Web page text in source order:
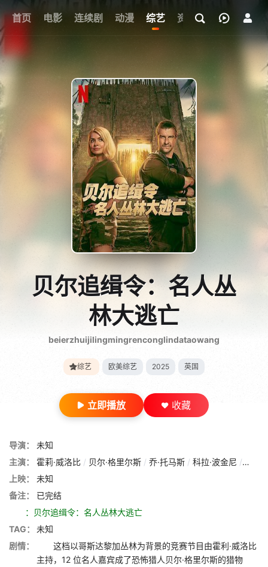
首页 电影 连续剧 动漫 综艺 资讯
贝尔追缉令：名人丛
林大逃亡
beierzhuijilingmingrenconglindataowang
综艺 欧美综艺 2025 英国
立即播放 收藏
导演：
未知
主演：
霍莉·威洛比 / 贝尔·格里尔斯 / 乔·托马斯 / 科拉·波金尼 / 尤娜·
上映：
未知
备注：
已完结
：贝尔追缉令：名人丛林大逃亡
TAG：
未知
剧情：
这档以哥斯达黎加丛林为背景的竞赛节目由霍利·威洛比
主持，12 位名人嘉宾成了恐怖猎人贝尔·格里尔斯的猎物